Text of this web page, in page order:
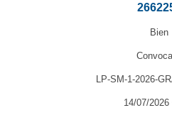
Bien
LP-SM-1-2026-
14/07/2026